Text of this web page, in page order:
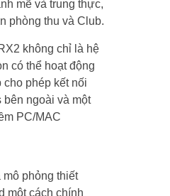
mẽ và trung thực,
phòng thu và Club.
không chỉ là hệ
có thể hoạt động
cho phép kết nối
bên ngoài và một
PC/MAC
phỏng thiết
một cách chính